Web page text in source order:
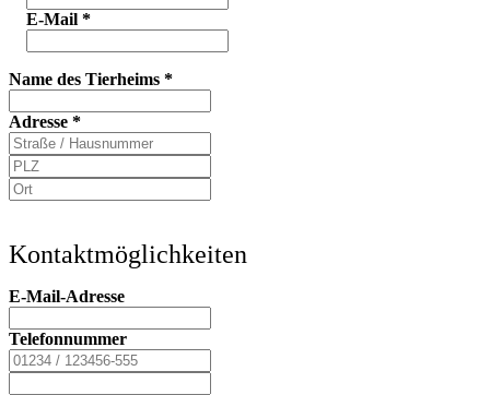
E-Mail *
Name des Tierheims *
Adresse *
Kontaktmöglichkeiten
E-Mail-Adresse
Telefonnummer